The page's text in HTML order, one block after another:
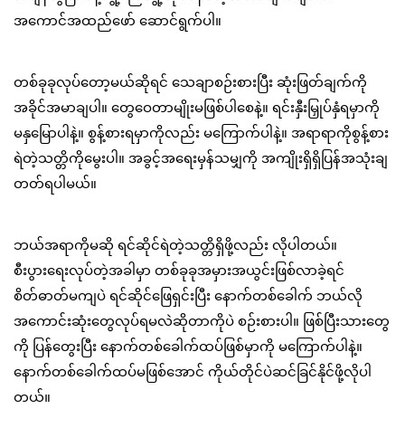
အကောင်အထည်ဖော် ဆောင်ရွက်ပါ။
တစ်ခုခုလုပ်တော့မယ်ဆိုရင် သေချာစဉ်းစားပြီး ဆုံးဖြတ်ချက်ကို
အခိုင်အမာချပါ။ တွေဝေတာမျိုးမဖြစ်ပါစေနဲ့။ ရင်းနှီးမြှုပ်နှံရမှာကို
မနှမြောပါနဲ့။ စွန့်စားရမှာကိုလည်း မကြောက်ပါနဲ့။ အရာရာကိုစွန့်စား
ရဲတဲ့သတ္တိကိုမွေးပါ။ အခွင့်အရေးမှန်သမျှကို အကျိုးရှိရှိပြန်အသုံးချ
တတ်ရပါမယ်။
ဘယ်အရာကိုမဆို ရင်ဆိုင်ရဲတဲ့သတ္တိရှိဖို့လည်း လိုပါတယ်။
စီးပွားရေးလုပ်တဲ့အခါမှာ တစ်ခုခုအမှားအယွင်းဖြစ်လာခဲ့ရင်
စိတ်ဓာတ်မကျပဲ ရင်ဆိုင်ဖြေရှင်းပြီး နောက်တစ်ခေါက် ဘယ်လို
အကောင်းဆုံးတွေလုပ်ရမလဲဆိုတာကိုပဲ စဉ်းစားပါ။ ဖြစ်ပြီးသားတွေ
ကို ပြန်တွေးပြီး နောက်တစ်ခေါက်ထပ်ဖြစ်မှာကို မကြောက်ပါနဲ့။
နောက်တစ်ခေါက်ထပ်မဖြစ်အောင် ကိုယ်တိုင်ပဲဆင်ခြင်နိုင်ဖို့လိုပါ
တယ်။